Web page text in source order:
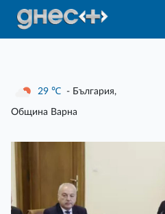
29 ℃ - България,
Община Варна